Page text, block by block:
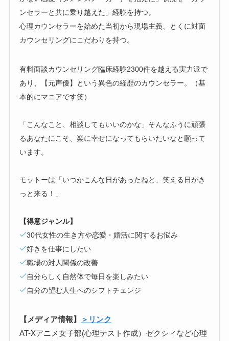
ンセラーと共に乗り越えた」経験を持つ。
心理カウンセラーを始めた当初から現場主義、とくに対面
カウンセリングにこだわりを持つ。
有料面談カウンセリング臨床経験2300件を越える実力派で
あり、【元声優】という異色の経歴のカウンセラー。（基
本的にマニアです笑）
「こんなこと、相談してもいいのかな」そんなふうに頑張
るあなたにこそ、楽に幸せになってもらいたいなと願って
います。
モットーは「いつかこんな日があったねと、笑える日がき
っと来る！」
【得意ジャンル】
30代女性の生き方や恋愛・婚活に関するお悩み
好きを仕事にしたい
職場の対人関係の改善
自分らしく自然体で毎日を楽しみたい
自分の望む人生へのシフトチェンジ
【メディア情報】
＞リンク
AT-Xアニメ女子部(心理テスト作成）ゼクシィなど心理